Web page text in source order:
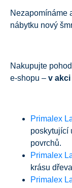
Nezapomínáme
nábytku nový
Nakupujte
e-shopu – v
Primalex
poskytující
povrchů.
Primalex
krásu
Primalex